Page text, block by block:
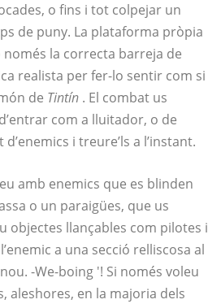
o fins i tot colpejar un
de puny. La plataforma pròpia
la correcta barreja de
realista per fer-lo sentir com si
de Tintín . El combat us
com a lluitador, o de
i treure’ls a l’instant.
amb enemics que es blinden
o un paraigües, que us
objectes llançables com pilotes i
a una secció relliscosa al
-We-boing '! Si només voleu
aleshores, en la majoria dels